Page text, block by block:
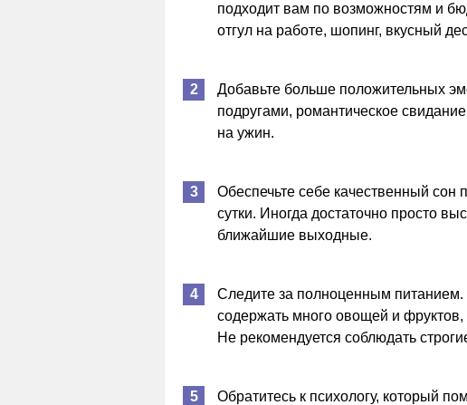
подходит вам по возможностям и
отгул на работе, шопинг, вкусный
Добавьте больше положительных
подругами, романтическое
на ужин.
Обеспечьте себе качественный сон
сутки. Иногда достаточно просто
ближайшие выходные.
Следите за полноценным
содержать много овощей и фруктов,
Не рекомендуется соблюдать
Обратитесь к психологу, который